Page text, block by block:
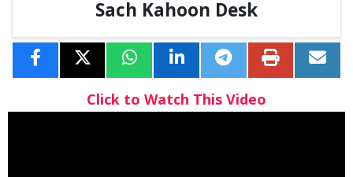
Sach Kahoon Desk
Click to Watch This Video